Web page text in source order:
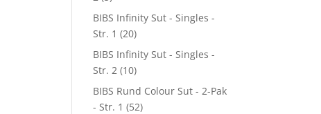
BIBS Infinity Sut - Singles -
Str. 1 (20)
BIBS Infinity Sut - Singles -
Str. 2 (10)
BIBS Rund Colour Sut - 2-Pak
- Str. 1 (52)